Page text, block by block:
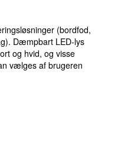
(bordfod,
Dæmpbart LED-lys
og hvid, og visse
vælges af brugeren